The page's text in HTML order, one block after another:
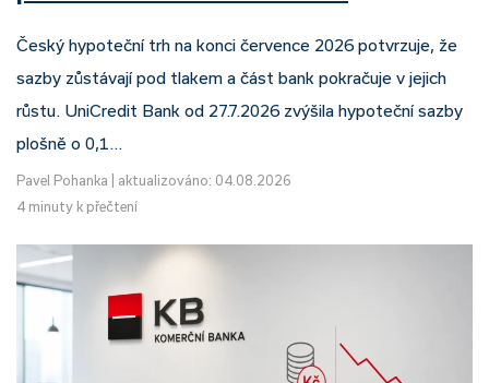
Český hypoteční trh na konci července 2026 potvrzuje, že
sazby zůstávají pod tlakem a část bank pokračuje v jejich
růstu. UniCredit Bank od 27.7.2026 zvýšila hypoteční sazby
plošně o 0,1…
Pavel Pohanka
aktualizováno: 04.08.2026
4 minuty k přečtení